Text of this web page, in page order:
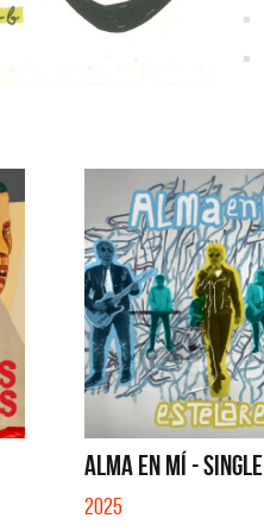
ALMA EN MÍ - SINGLE
2025